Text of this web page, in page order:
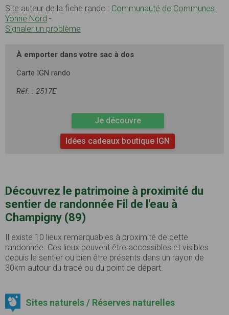
Site auteur de la fiche rando : Communauté de Communes
Yonne Nord -
Signaler un problème
À emporter dans votre sac à dos
Carte IGN rando
Réf. : 2517E
Je découvre
Idées cadeaux boutique IGN
Découvrez le patrimoine à proximité du
sentier de randonnée Fil de l'eau à
Champigny (89)
Il existe 10 lieux remarquables à proximité de cette
randonnée. Ces lieux peuvent être accessibles et visibles
depuis le sentier ou bien être présents dans un rayon de
30km autour du tracé ou du point de départ.
Sites naturels / Réserves naturelles